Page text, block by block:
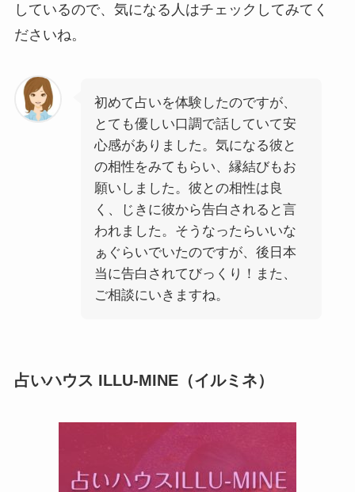
しているので、気になる人はチェックしてみてく
ださいね。
初めて占いを体験したのですが、
とても優しい口調で話していて安
心感がありました。気になる彼と
の相性をみてもらい、縁結びもお
願いしました。彼との相性は良
く、じきに彼から告白されると言
われました。そうなったらいいな
ぁぐらいでいたのですが、後日本
当に告白されてびっくり！また、
ご相談にいきますね。
占いハウス ILLU-MINE（イルミネ）